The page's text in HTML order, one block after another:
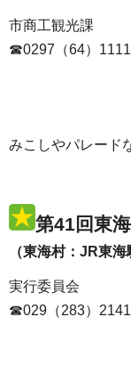
市商工観光課
☎0297（64）1111
みこしやパレード
第41回東
（東海村：JR東海
実行委員会
☎029（283）2141